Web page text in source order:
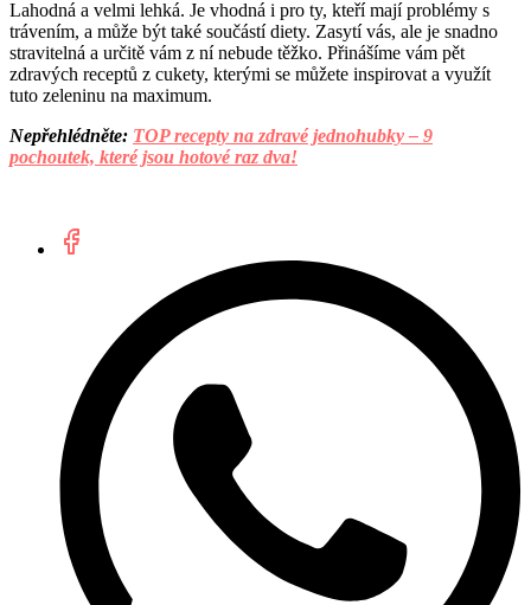
Lahodná a velmi lehká. Je vhodná i pro ty, kteří mají problémy s
trávením, a může být také součástí diety. Zasytí vás, ale je snadno
stravitelná a určitě vám z ní nebude těžko. Přinášíme vám pět
zdravých receptů z cukety, kterými se můžete inspirovat a využít
tuto zeleninu na maximum.
Nepřehlédněte: TOP recepty na zdravé jednohubky – 9
pochoutek, které jsou hotové raz dva!